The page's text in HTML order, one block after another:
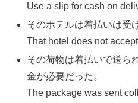
Use a slip for cash on
そのホテルは着払いは受
That hotel does not
その荷物は着払いで送ら
金が必要だった。
The package was sent